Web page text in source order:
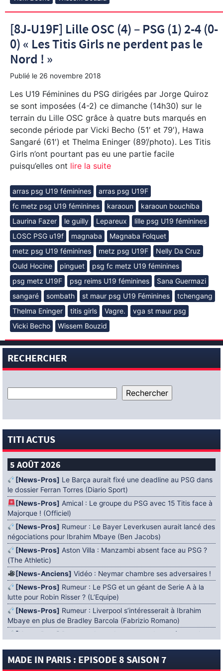
[8J-U19F] Lille OSC (4) – PSG (1) 2-4 (0-
0) « Les Titis Girls ne perdent pas le
Nord ! »
Publié le 26 novembre 2018
Les U19 Féminines du PSG dirigées par Jorge Quiroz
se sont imposées (4-2) ce dimanche (14h30) sur le
terrain du Lille OSC grâce à quatre buts marqués en
seconde période par Vicki Becho (51′ et 79′), Hawa
Sangaré (61′) et Thelma Eninger (89’/photo). Les Titis
Girls n’ont pourtant pas eu une partie facile
puisqu’elles ont lire la suite
arras psg U19 féminines
arras psg U19F
fc metz psg U19 féminines
karaoun
karaoun bouchiba
Laurina Fazer
le guilly Lepareux
lille psg U19 féminines
LOSC PSG u19f
magnaba
Magnaba Folquet
metz psg U19 féminines
metz psg U19F
Nelly Da Cruz
Ould Hocine
pinguet
psg fc metz U19 féminines
psg metz U19F
psg reims U19 féminines
Sana Guermazi
sangaré
sombath st maur psg U19 Féminines
tchengang
Thelma Eninger
titis girls Vagre.
vga st maur psg
Vicki Becho
Wissem Bouzid
RECHERCHER
TITI ACTUS
5 AOÛT 2026
[News-Pros] Le Barça aurait fixé une deadline au PSG dans
le dossier Ferran Torres (Diario Sport)
[News-Pros] Amical : Le groupe du PSG avec 15 Titis face à
Majorque ! (Officiel)
[News-Pros] Rumeur : Le Bayer Leverkusen aurait lancé des
négociations pour Ibrahim Mbaye (Ben Jacobs)
[News-Pros] Aston Villa : Manzambi absent face au PSG ?
(The Athletic)
[News-Anciens] Vidéo : Neymar chambre ses adversaires !
[News-Pros] Rumeur : Le PSG et un géant de Serie A à la
lutte pour Robin Risser ? (L’Equipe)
[News-Pros] Rumeur : Liverpool s’intéresserait à Ibrahim
Mbaye en plus de Bradley Barcola (Fabrizio Romano)
[News-Pros]
Rumeur : Accord contractuel trouvé entre le
[News-Pros]Rumeur : Le PSG aurait lancé un ultimatum
MADE IN PARIS : EPISODE 8 SAISON 7